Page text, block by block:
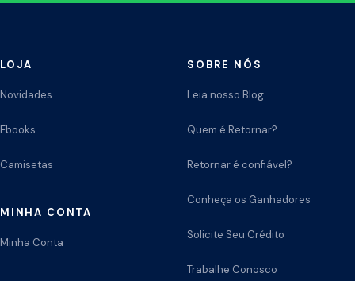
LOJA
Novidades
Ebooks
Camisetas
MINHA CONTA
Minha Conta
SOBRE NÓS
Leia nosso Blog
Quem é Retornar?
Retornar é confiável?
Conheça os Ganhadores
Solicite Seu Crédito
Trabalhe Conosco